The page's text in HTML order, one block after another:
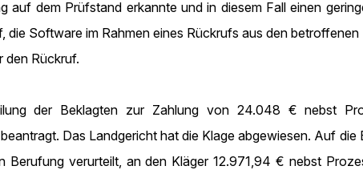
auf dem Prüfstand erkannte und in diesem Fall einen
Software im Rahmen eines Rückrufs aus den
den Rückruf.
der Beklagten zur Zahlung von 24.048 € nebst
Das Landgericht hat die Klage abgewiesen. Auf die
verurteilt, an den Kläger 12.971,94 € nebst